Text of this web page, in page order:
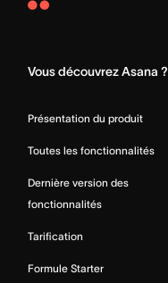
Asana
Vous découvrez Asana ?
Présentation du produit
Toutes les fonctionnalités
Dernière version des
fonctionnalités
Tarification
Formule Starter